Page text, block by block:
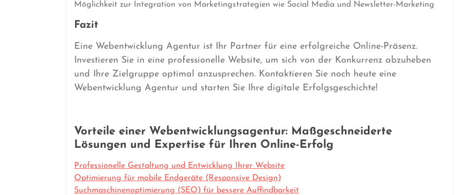
Möglichkeit zur Integration von Marketingstrategien wie Social Media und Newsletter-Marketing
Fazit
Eine Webentwicklung Agentur ist Ihr Partner für eine erfolgreiche Online-Präsenz.
Investieren Sie in eine professionelle Website, um sich von der Konkurrenz abzuheben
und Ihre Zielgruppe optimal anzusprechen. Kontaktieren Sie noch heute eine
Webentwicklung Agentur und starten Sie Ihre digitale Erfolgsgeschichte!
Vorteile einer Webentwicklungsagentur: Maßgeschneiderte
Lösungen und Expertise für Ihren Online-Erfolg
Professionelle Gestaltung und Entwicklung Ihrer Website
Optimierung für mobile Endgeräte (Responsive Design)
Suchmaschinenoptimierung (SEO) für bessere Auffindbarkeit